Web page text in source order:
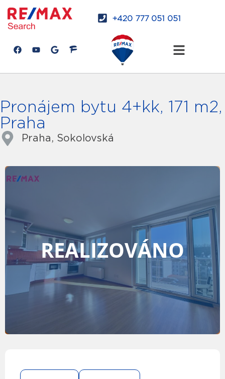
+420 777 051 051
Pronájem bytu 4+kk, 171 m2,
Praha
Praha, Sokolovská
REALIZOVÁNO